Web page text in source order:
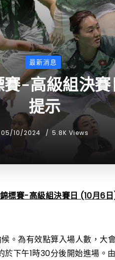
最新消息
-高級組決
提示
05/10/2024 5.8K Views
標賽-高級組決賽日 (10月6
。為有效點算入場人數，大
下午1時30分後開始進場。